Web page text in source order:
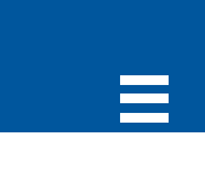
MENÜ